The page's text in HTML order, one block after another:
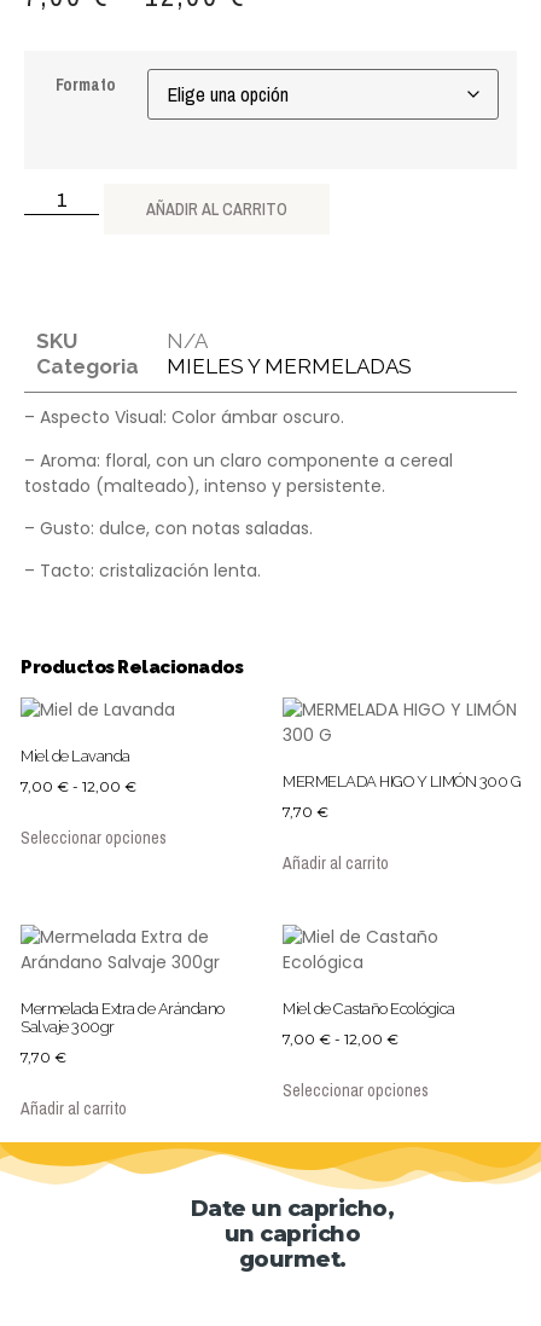
Formato
AÑADIR AL CARRITO
SKU
N/A
Categoria
MIELES Y MERMELADAS
– Aspecto Visual: Color ámbar oscuro.
– Aroma: floral, con un claro componente a cereal
tostado (malteado), intenso y persistente.
– Gusto: dulce, con notas saladas.
– Tacto: cristalización lenta.
Productos Relacionados
Miel de Lavanda
7,00 € - 12,00 €
Seleccionar opciones
MERMELADA HIGO Y LIMÓN 300 G
7,70 €
Añadir al carrito
Mermelada Extra de Arándano
Salvaje 300gr
7,70 €
Añadir al carrito
Miel de Castaño Ecológica
7,00 € - 12,00 €
Seleccionar opciones
Date un capricho,
un capricho
gourmet.